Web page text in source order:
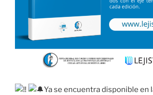
Ya se encuentra disponible en